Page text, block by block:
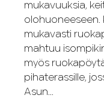
mukavuuksia,
olohuoneeseen.
mukavasti
mahtuu
myös
pihaterassille,
Asun...